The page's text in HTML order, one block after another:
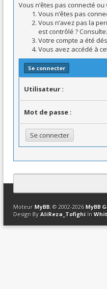
Vous n’êtes pas connecté
Vous n’êtes pas
Vous n’avez pas la
est contrôlé ?
Votre compte a été
Vous avez accédé à
Se connecter
Utilisateur :
Mot de passe :
Contact Club Affiliation
Moteur MyBB, © 2002-2026 MyBB
Design By AliReza_Tofighi In